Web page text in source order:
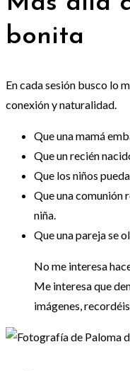
bonita
En cada sesión busco lo
conexión y naturalidad.
Que una mamá
Que un recién
Que los niños
Que una comunión
niña.
Que una pareja se
No me interesa
Me interesa que
imágenes,